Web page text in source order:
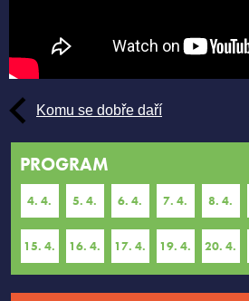
Komu se dobře daří
PROGRAM
4. 4. 5. 4. 6. 4. 7. 4. 8. 4.
15. 4. 16. 4. 17. 4. 19. 4. 20. 4.